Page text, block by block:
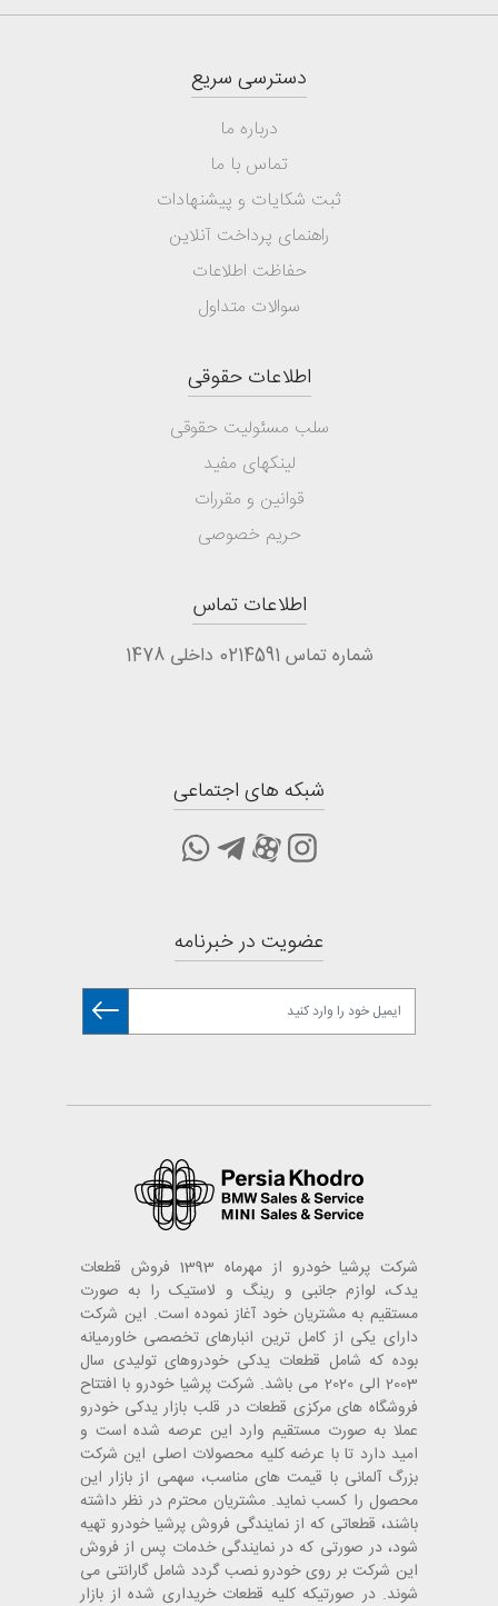
دسترسی سریع
درباره ما
تماس با ما
ثبت شکایات و پیشنهادات
راهنمای پرداخت آنلاین
حفاظت اطلاعات
سوالات متداول
اطلاعات حقوقی
سلب مسئولیت حقوقی
لینکهای مفید
قوانین و مقررات
حریم خصوصی
اطلاعات تماس
شماره تماس 0214591 داخلی 1478
شبکه های اجتماعی
عضویت در خبرنامه
شرکت پرشیا خودرو از مهرماه 1393 فروش قطعات
یدک، لوازم جانبی و رینگ و لاستیک را به صورت
مستقیم به مشتریان خود آغاز نموده است. این شرکت
دارای یکی از کامل ترین انبارهای تخصصی خاورمیانه
بوده که شامل قطعات یدکی خودروهای تولیدی سال
2003 الی 2020 می باشد. شرکت پرشیا خودرو با افتتاح
فروشگاه های مرکزی قطعات در قلب بازار یدکی خودرو
عملا به صورت مستقیم وارد این عرصه شده است و
امید دارد تا با عرضه کلیه محصولات اصلی این شرکت
بزرگ آلمانی با قیمت های مناسب، سهمی از بازار این
محصول را کسب نماید. مشتریان محترم در نظر داشته
باشند، قطعاتی که از نمایندگی فروش پرشیا خودرو تهیه
شود، در صورتی که در نمایندگی خدمات پس از فروش
این شرکت بر روی خودرو نصب گردد شامل گارانتی می
شوند. در صورتیکه کلیه قطعات خریداری شده از بازار